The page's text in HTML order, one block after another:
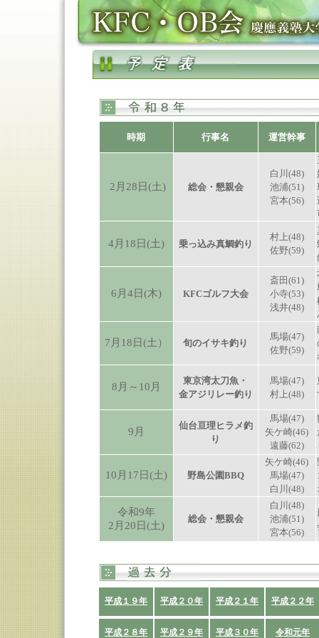
時期 行事名 運営幹事
2月28日(土) 総会・懇親会
白川(48)
池浦(51)
宮本(56)
4月18日(土) 乗っ込み真鯛釣り
村上(48)
佐野(59)
6月4日(木) KFCゴルフ大会
斎田(61)
小寺(53)
浅井(48)
7月18日(土） 旬のイサキ釣り
馬場(47)
佐野(59)
8月～10月
東京湾太刀魚・
金アジリレー釣り
馬場(47)
村上(48)
9月
仙台亘理ヒラメ釣
り
馬場(47)
矢ケ崎(46)
遠藤(62)
10月17日(土) 野島公園BBQ
矢ケ崎(46)
馬場(47)
白川(48)
令和9年
2月20日(土)
総会・懇親会
白川(48)
池浦(51)
宮本(56)
平成１９年 平成２０年 平成２１年 平成２２年
平成２８年 平成２９年 平成３０年 令和元年